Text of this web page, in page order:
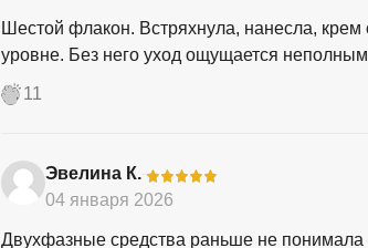
Шестой флакон. Встряхнула, нанесла,
уровне. Без него уход ощущается
11
Эвелина К.-
04 января 2026
Двухфазные средства раньше не